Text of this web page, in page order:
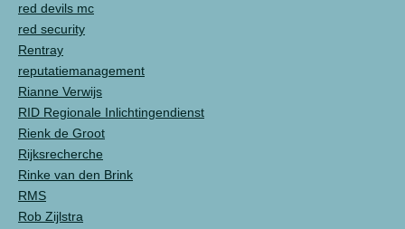
red devils mc
red security
Rentray
reputatiemanagement
Rianne Verwijs
RID Regionale Inlichtingendienst
Rienk de Groot
Rijksrecherche
Rinke van den Brink
RMS
Rob Zijlstra